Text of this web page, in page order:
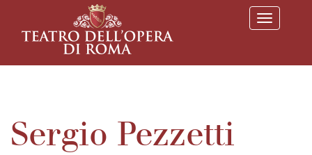
T
o
l
Sergio Pezzetti